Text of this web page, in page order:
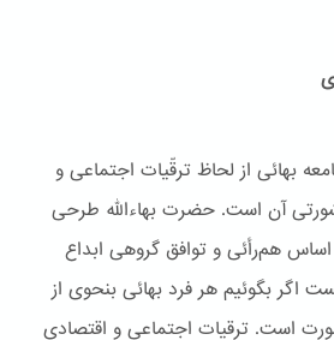
بهائی از لحاظ ترقّیات اجتماعی و
آن است. حضرت بهاءاللّه طرحی
هم‌رأئی و توافق گروهی ابداع
اگر بگوئیم هر فرد بهائی بنحوی از
است. ترقیات اجتماعی و اقتصادی